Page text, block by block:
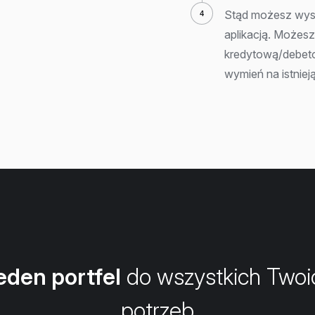
Stąd możesz
aplikacją.
kredytową/
wymień na
portfel do wszystkich